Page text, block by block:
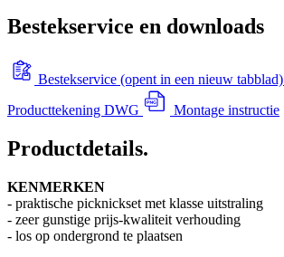
Bestekservice en downloads
Bestekservice (opent in een nieuw tabblad)
Producttekening DWG
Montage instructie
Productdetails.
KENMERKEN
- praktische picknickset met klasse uitstraling
- zeer gunstige prijs-kwaliteit verhouding
- los op ondergrond te plaatsen